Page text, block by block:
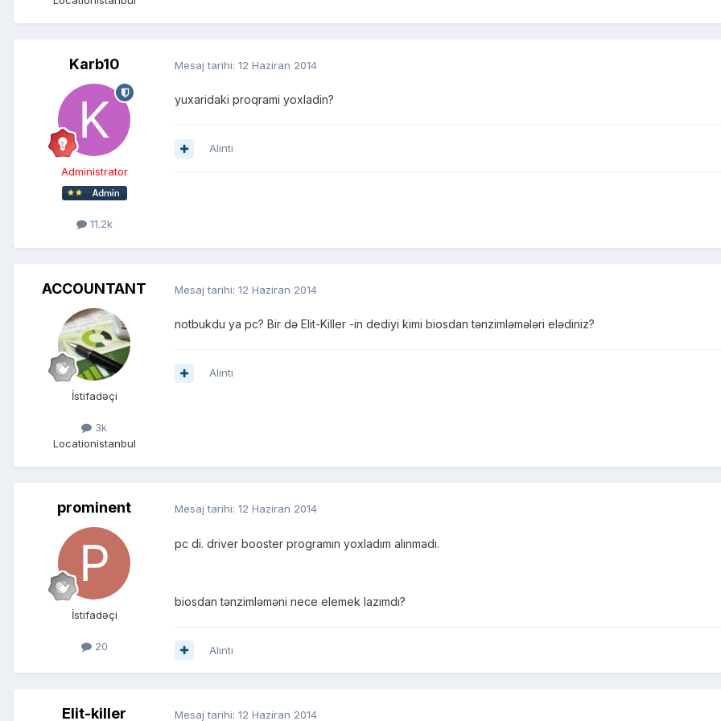
Karb10
Administrator
11.2k
Mesaj tarihi: 12 Haziran 2014
yuxaridaki proqrami yoxladin?
Alıntı
ACCOUNTANT
İstifadəçi
3k
Locationistanbul
Mesaj tarihi: 12 Haziran 2014
notbukdu ya pc? Bir də Elit-Killer -in dediyi kimi biosdan tənzimləmələri elədiniz?
Alıntı
prominent
İstifadəçi
20
Mesaj tarihi: 12 Haziran 2014
pc di. driver booster programın yoxladım alınmadı.
biosdan tənzimləməni nece elemek lazımdı?
Alıntı
Elit-killer Mesaj tarihi: 12 Haziran 2014